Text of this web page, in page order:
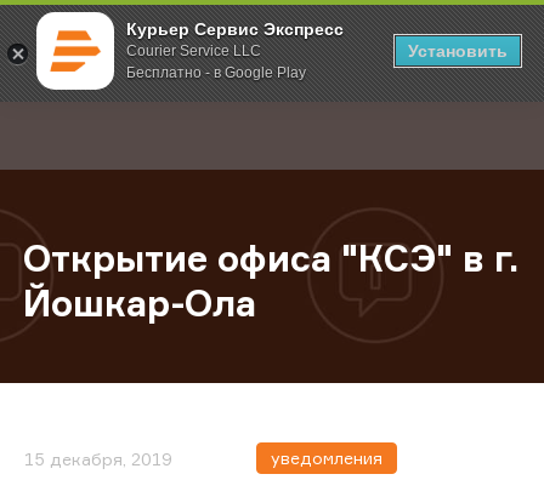
Курьер Сервис Экспресс
Courier Service LLC
Бесплатно - в Google Play
Установить
; Главная О компании Новости Открытие офиса "КСЭ" в г.
Открытие офиса "КСЭ" в г.
Йошкар-Ола
15 декабря, 2019 уведомления